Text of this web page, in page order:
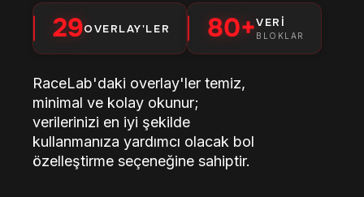
29OVERLAY'LER 80+VERI
BLOKLAR
RaceLab'daki overlay'ler temiz,
minimal ve kolay okunur;
verilerinizi en iyi şekilde
kullanmanıza yardımcı olacak bol
özelleştirme seçeneğine sahiptir.